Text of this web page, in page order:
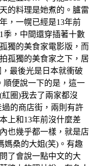
的料理是她煮的。臚雷
，一幌已經是13年前
季，中間還穿插著十數
獨的美食家電影版，而
孤獨的美食家之下，居
最後光是日本就衝破
順便說一下的是，這一
圈)我去了兩家都沒
過的商店街，兩則有許
上和13年前沒什麼差
也幾乎都一樣，就是店
媽桑的大姐(笑)。有趣
了會說一點中文的大